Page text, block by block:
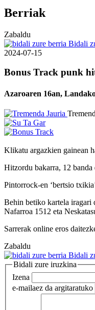
Berriak
Zabaldu
Bidali
2024-07-15
Bonus Track punk
Azaroaren 16an,
Klikatu argazkien gainean
Hitzordu bakarra, 12
Pintorrock-en ‘bertsio
Behin betiko kartela iragari
Nafarroa 1512 eta
Sarrerak online eros
Zabaldu
Bidali
Bidali zure iruzkina
Izena
e-mailaez da argitaratuko